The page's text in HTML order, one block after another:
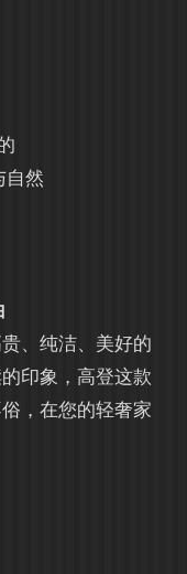
自然
、纯洁、美好的
印象，高登这款
，在您的轻奢家